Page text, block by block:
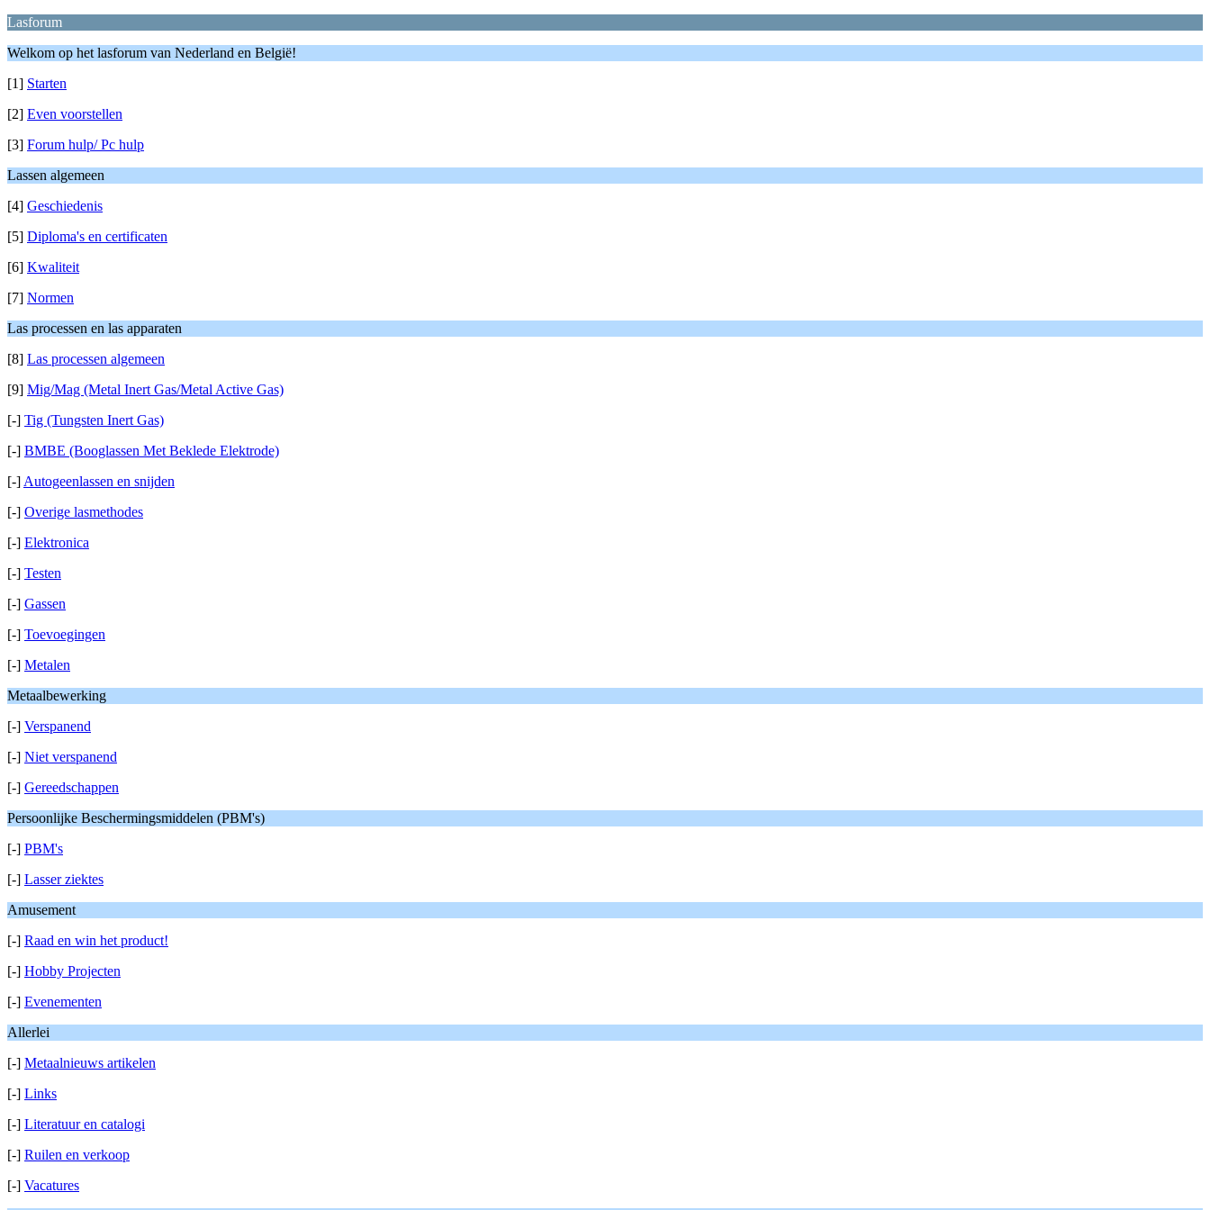
Lasforum
Welkom op het lasforum van Nederland en België!
[1] Starten
[2] Even voorstellen
[3] Forum hulp/ Pc hulp
Lassen algemeen
[4] Geschiedenis
[5] Diploma's en certificaten
[6] Kwaliteit
[7] Normen
Las processen en las apparaten
[8] Las processen algemeen
[9] Mig/Mag (Metal Inert Gas/Metal Active Gas)
[-] Tig (Tungsten Inert Gas)
[-] BMBE (Booglassen Met Beklede Elektrode)
[-] Autogeenlassen en snijden
[-] Overige lasmethodes
[-] Elektronica
[-] Testen
[-] Gassen
[-] Toevoegingen
[-] Metalen
Metaalbewerking
[-] Verspanend
[-] Niet verspanend
[-] Gereedschappen
Persoonlijke Beschermingsmiddelen (PBM's)
[-] PBM's
[-] Lasser ziektes
Amusement
[-] Raad en win het product!
[-] Hobby Projecten
[-] Evenementen
Allerlei
[-] Metaalnieuws artikelen
[-] Links
[-] Literatuur en catalogi
[-] Ruilen en verkoop
[-] Vacatures